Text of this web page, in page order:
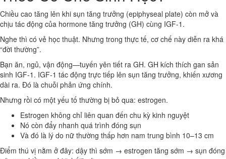
Chiều cao tăng lên khi sụn tăng trưởng (epiphyseal plate) còn mở và
chịu tác động của hormone tăng trưởng (GH) cùng IGF-1.
Nghe thì có vẻ học thuật. Nhưng trong thực tế, cơ chế này diễn ra khá
“đời thường”.
Bạn ăn, ngủ, vận động—tuyến yên tiết ra GH. GH kích thích gan sản
sinh IGF-1. IGF-1 tác động trực tiếp lên sụn tăng trưởng, khiến xương
dài ra. Đó là chuỗi phản ứng chính.
Nhưng rồi có một yếu tố thường bị bỏ qua: estrogen.
Estrogen không chỉ liên quan đến chu kỳ kinh nguyệt
Nó còn đẩy nhanh quá trình đóng sụn
Và đó là lý do nữ thường thấp hơn nam trung bình 10–13 cm
Điểm thú vị nằm ở đây: dậy thì sớm → estrogen tăng sớm → sụn đóng